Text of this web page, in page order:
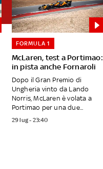
McLaren, test a Portimao:
in pista anche Fornaroli
FORMULA 1
Dopo il Gran Premio di
Ungheria vinto da Lando
Norris, McLaren è volata a
Portimao per una due...
29 lug - 23:40